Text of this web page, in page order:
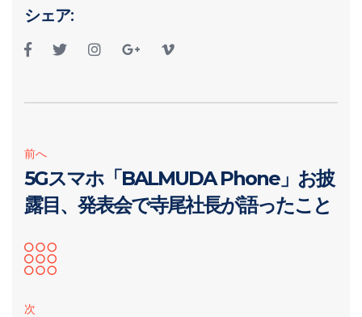
シェア:
前へ
5Gスマホ「BALMUDA Phone」お披
露目、発表会で寺尾社長が語ったこと
次